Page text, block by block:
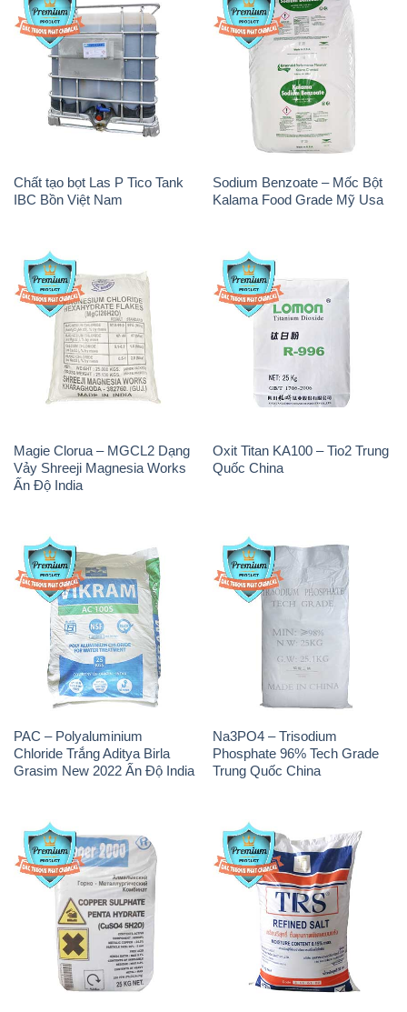
Chất tạo bọt Las P Tico Tank
IBC Bồn Việt Nam
Sodium Benzoate – Mốc Bột
Kalama Food Grade Mỹ Usa
Magie Clorua – MGCL2 Dạng
Vảy Shreeji Magnesia Works
Ấn Độ India
Oxit Titan KA100 – Tio2 Trung
Quốc China
PAC – Polyaluminium
Chloride Trắng Aditya Birla
Grasim New 2022 Ấn Độ India
Na3PO4 – Trisodium
Phosphate 96% Tech Grade
Trung Quốc China